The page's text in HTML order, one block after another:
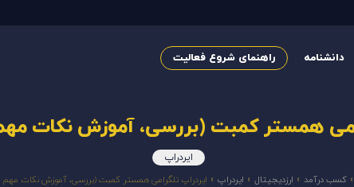
دانشنامه راهنمای شروع فعالیت
همستر کمبت (بررسی، آموزش نکات
ایردراپ
»کسب درآمد » ارزدیجیتال » ایردراپ » ایردراپ تلگرامی همستر کمبت (بررسی، آموزش نکات مهم